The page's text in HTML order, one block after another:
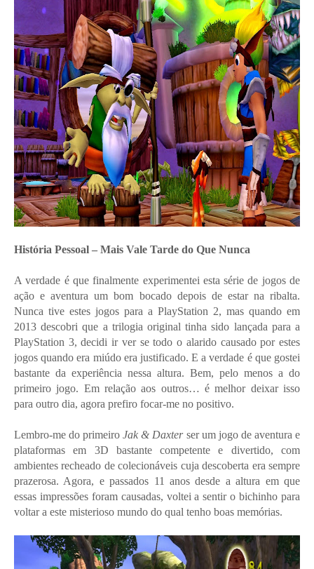
História Pessoal – Mais Vale Tarde do Que Nunca
A verdade é que finalmente experimentei esta série de jogos de
ação e aventura um bom bocado depois de estar na ribalta.
Nunca tive estes jogos para a PlayStation 2, mas quando em
2013 descobri que a trilogia original tinha sido lançada para a
PlayStation 3, decidi ir ver se todo o alarido causado por estes
jogos quando era miúdo era justificado. E a verdade é que gostei
bastante da experiência nessa altura. Bem, pelo menos a do
primeiro jogo. Em relação aos outros… é melhor deixar isso
para outro dia, agora prefiro focar-me no positivo.
Lembro-me do primeiroJak & Daxterser um jogo de aventura e
plataformas em 3D bastante competente e divertido, com
ambientes recheado de colecionáveis cuja descoberta era sempre
prazerosa. Agora, e passados 11 anos desde a altura em que
essas impressões foram causadas, voltei a sentir o bichinho para
voltar a este misterioso mundo do qual tenho boas memórias.